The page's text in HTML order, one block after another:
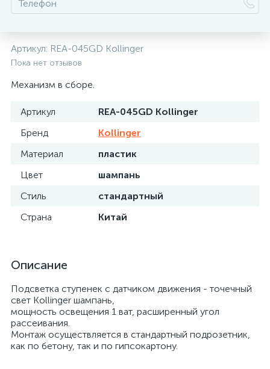
Артикул: REA-045GD Kollinger
Пока нет отзывов
Механизм в сборе.
Артикул
REA-045GD Kollinger
Бренд
Kollinger
Материал
пластик
Цвет
шампань
Стиль
стандартный
Страна
Китай
Описание
Подсветка ступенек с датчиком движения - точечный
свет Kollinger шампань,
мощность освещения 1 ват, расширенный угол
рассеивания.
Монтаж осуществляется в стандартный подрозетник,
как по бетону, так и по гипсокартону.